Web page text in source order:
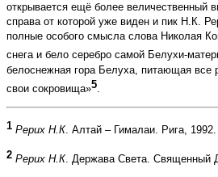
открывается ещё более величественный
справа от которой уже виден и пик Н.К.
полные особого смысла слова Николая
снега и бело серебро самой Белухи-
белоснежная гора Белуха, питающая все
свои сокровища»5
1 Рерих Н.К. Алтай – Гималаи. Рига,
2 Рерих Н.К. Держава Света. Священный